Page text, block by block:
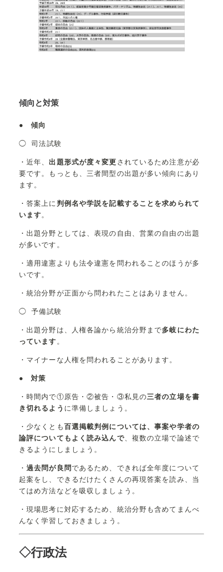
傾向と対策
●傾向
◯ 司法試験
・近年、 出題形式が度々変更されているため注意が必
要です。もっとも、三者間型の出題が多い傾向にあり
ます。
・答案上に 判例名や学説を記載することを求められて
います。
・出題分野としては、表現の自由、営業の自由の出題
が多いです。
・適用違憲よりも法令違憲を問われることのほうが多
いです。
・統治分野が正面から問われたことはありません。
◯ 予備試験
・出題分野は、人権各論から統治分野まで多岐にわた
っています 。
・マイナーな人権を問われることがあります。
●対策
・時間内で①原告・②被告・③私見の三者の立場を書
き切れるよう に準備しましょう。
・少なくとも百選掲載判例については、事案や学者の
論評についてもよく読み込んで、複数の立場で論述で
きるようにしましょう。
・過去問が良問 であるため、できれば全年度について
起案をし、できるだけたくさんの再現答案を読み、当
てはめ方法などを吸収しましょう。
・現場思考に対応するため、統治分野も含めてまんべ
んなく学習しておきましょう。
◇行政法